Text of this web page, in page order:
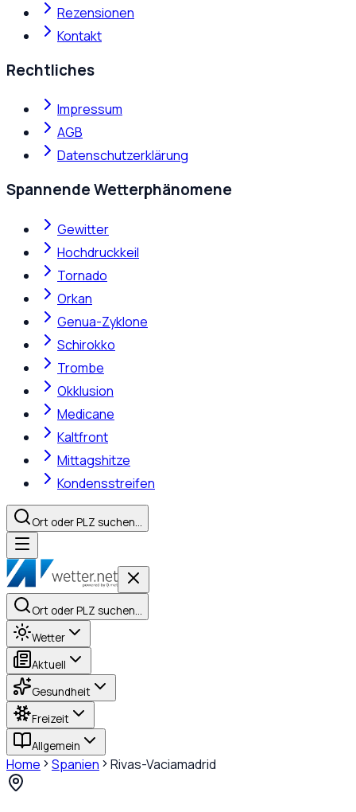
Rezensionen
Kontakt
Rechtliches
Impressum
AGB
Datenschutzerklärung
Spannende Wetterphänomene
Gewitter
Hochdruckkeil
Tornado
Orkan
Genua-Zyklone
Schirokko
Trombe
Okklusion
Medicane
Kaltfront
Mittagshitze
Kondensstreifen
Ort oder PLZ suchen…
Ort oder PLZ suchen…
Wetter
Aktuell
Gesundheit
Freizeit
Allgemein
Home Spanien Rivas-Vaciamadrid